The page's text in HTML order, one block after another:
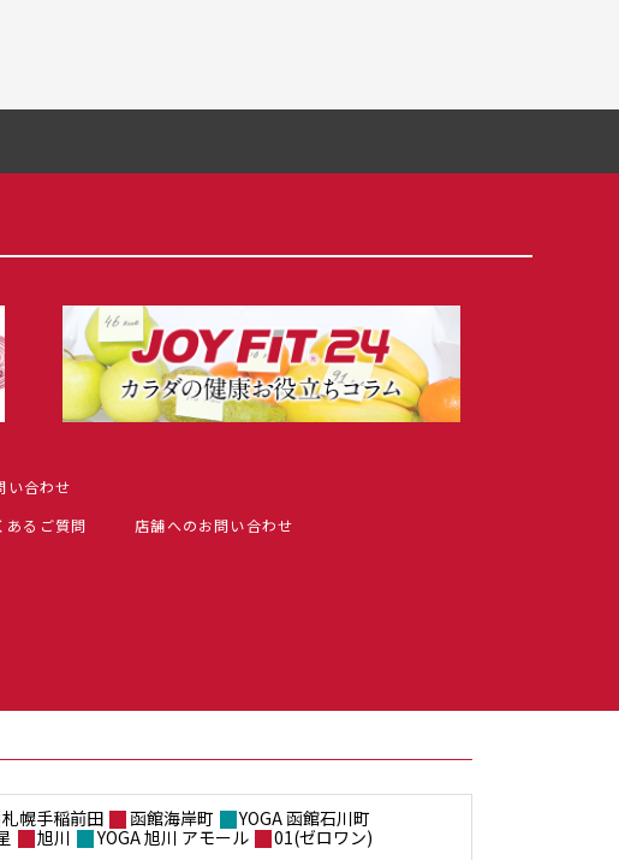
合わせ
あるご質問
店舗へのお問い合わせ
札幌手稲前田 函館海岸町
YOGA 函館石川町
旭川 YOGA 旭川 アモール
01(ゼロワン)